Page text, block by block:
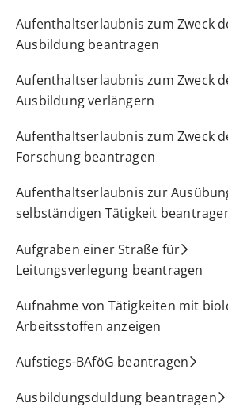
Aufenthaltserlaubnis zum Zweck
Ausbildung beantragen
Aufenthaltserlaubnis zum Zweck
Ausbildung verlängern
Aufenthaltserlaubnis zum Zweck
Forschung beantragen
Aufenthaltserlaubnis zur
selbständigen Tätigkeit
Aufgraben einer Straße für
Leitungsverlegung beantragen
Aufnahme von Tätigkeiten mit
Arbeitsstoffen anzeigen
Aufstiegs-BAföG beantragen
Ausbildungsduldung beantragen